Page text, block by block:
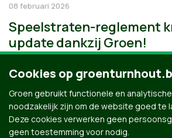
08 februari 2026
Speelstraten-reglement
update dankzij Groen!
Cookies op
Groen gebruikt functionele en
noodzakelijk zijn om de website goed te
Deze cookies verwerken geen
geen toestemming voor nodig.